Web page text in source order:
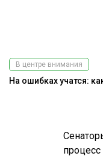
В центре внимания
На ошибках учатся: